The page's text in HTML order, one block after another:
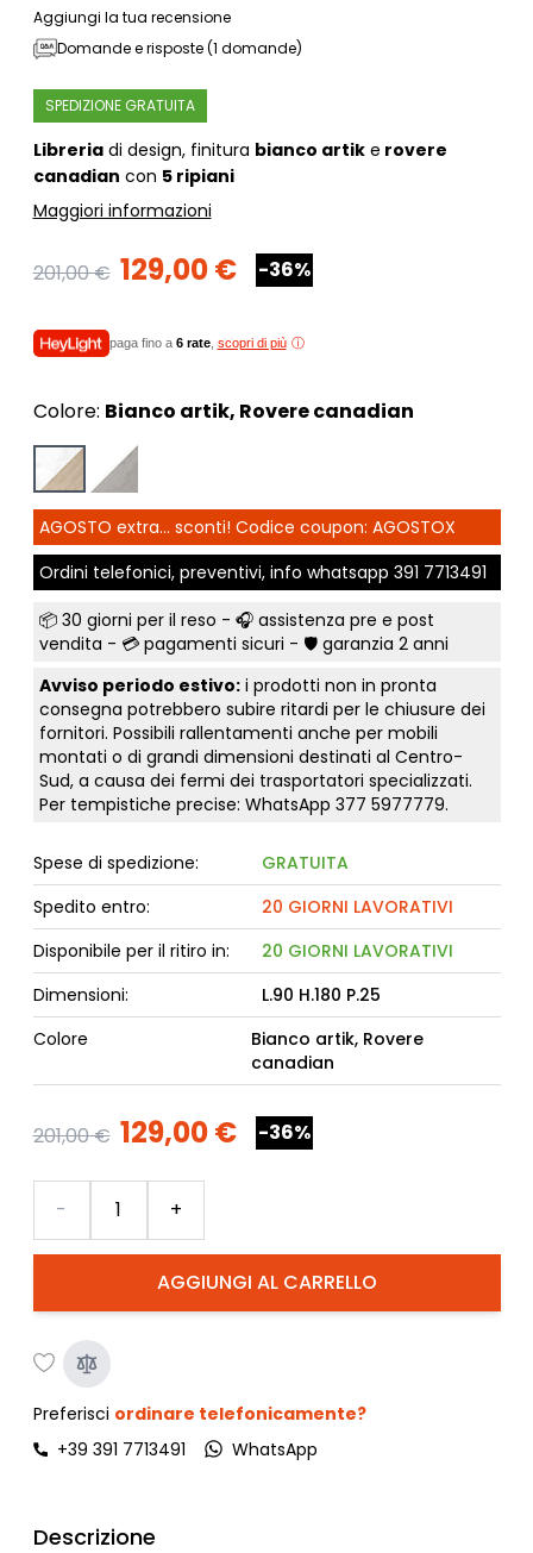
Aggiungi la tua recensione
Domande e risposte (1 domande)
SPEDIZIONE GRATUITA
Libreriadi design, finitura bianco artike rovere
canadian con 5 ripiani
Maggiori informazioni
201,00 € 129,00 € -36%
paga fino a 6 rate, scopri di più
Colore: Bianco artik, Rovere canadian
AGOSTO extra... sconti! Codice coupon: AGOSTOX
Ordini telefonici, preventivi, info whatsapp 391 7713491
📦 30 giorni per il reso - 🎧 assistenza pre e post
vendita - 💳 pagamenti sicuri - 🛡️ garanzia 2 anni
Avviso periodo estivo:i prodotti non in pronta
consegna potrebbero subire ritardi per le chiusure dei
fornitori. Possibili rallentamenti anche per mobili
montati o di grandi dimensioni destinati al Centro-
Sud, a causa dei fermi dei trasportatori specializzati.
Per tempistiche precise: WhatsApp 377 5977779.
Spese di spedizione:
GRATUITA
Spedito entro:
20 GIORNI LAVORATIVI
Disponibile per il ritiro in:
20 GIORNI LAVORATIVI
Dimensioni:
L.90 H.180 P.25
Colore
Bianco artik, Rovere
canadian
201,00 € 129,00 € -36%
AGGIUNGI AL CARRELLO
- +
Preferisci ordinare telefonicamente?
+39 391 7713491
WhatsApp
Descrizione